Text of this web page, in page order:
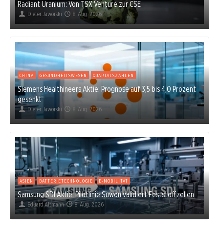
Radiant Uranium: Von TSX Venture zur CSE
Dieter Jaworski 8. Aug. 2026
CHINA GESUNDHEITSWESEN QUARTALSZAHLEN
Siemens Healthineers Aktie: Prognose auf 3,5 bis 4,0 Prozent
gesenkt
Dieter Jaworski 8. Aug. 2026
ASIEN BATTERIETECHNOLOGIE E-MOBILITÄT
Samsung SDI Aktie: Pilotlinie Suwon validiert Feststoffzellen
Eduard Altmann 8. Aug. 2026